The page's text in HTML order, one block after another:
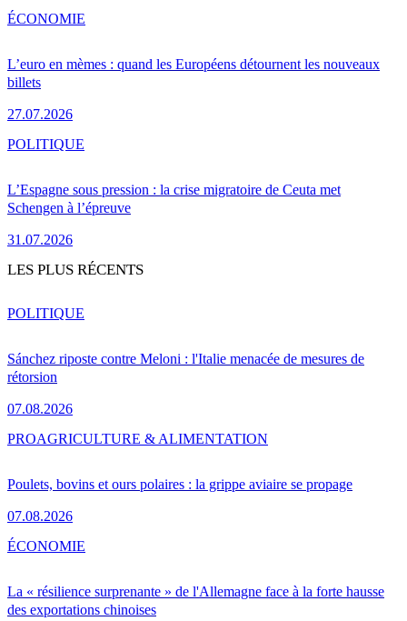
L’euro en mèmes : quand les Européens détournent les nouveaux
billets
27.07.2026
ÉCONOMIE
L’Espagne sous pression : la crise migratoire de Ceuta met
Schengen à l’épreuve
31.07.2026
POLITIQUE
LES PLUS RÉCENTS
Sánchez riposte contre Meloni : l'Italie menacée de mesures de
rétorsion
07.08.2026
POLITIQUE
Poulets, bovins et ours polaires : la grippe aviaire se propage
07.08.2026
PROAGRICULTURE & ALIMENTATION
La « résilience surprenante » de l'Allemagne face à la forte hausse
des exportations chinoises
ÉCONOMIE